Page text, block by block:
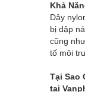
Khả
Dây
bị dập
cũng
tố môi
Tại Sao
tại